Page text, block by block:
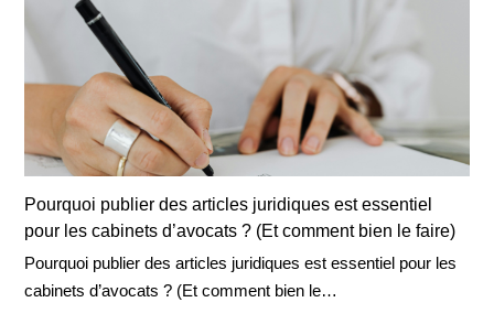
Pourquoi publier des articles juridiques est essentiel
pour les cabinets d’avocats ? (Et comment bien le faire)
Pourquoi publier des articles juridiques est essentiel pour les
cabinets d’avocats ? (Et comment bien le…